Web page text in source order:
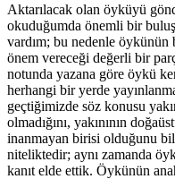
Aktarılacak olan öyküyü
okuduğumda önemli bir
vardım; bu nedenle
önem vereceği değerli bir
notunda yazana göre öykü
herhangi bir yerde
geçtiğimizde söz konusu
olmadığını, yakınının
inanmayan birisi olduğunu
niteliktedir; aynı zamanda
kanıt elde ettik. Öykünün